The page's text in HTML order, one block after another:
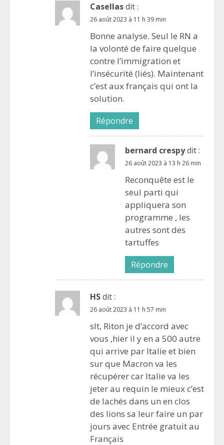
Casellasdit :
26 août 2023 à 11 h 39 min
Bonne analyse. Seul le RN a
la volonté de faire quelque
contre l’immigration et
l’insécurité (liés). Maintenant
c’est aux français qui ont la
solution.
Répondre
bernard crespydit :
26 août 2023 à 13 h 26 min
Reconquête est le
seul parti qui
appliquera son
programme , les
autres sont des
tartuffes
Répondre
HSdit :
26 août 2023 à 11 h 57 min
slt, Riton je d’accord avec
vous ,hier il y en a 500 autre
qui arrive par Italie et bien
sur que Macron va les
récupérer car Italie va les
jeter au requin le mieux c’est
de lachés dans un en clos
des lions sa leur faire un par
jours avec Entrée gratuit au
Français